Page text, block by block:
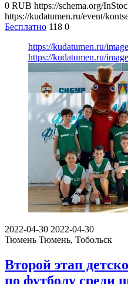
0 RUB https://schema.org/
https://kudatumen.ru/event/
Бесплатно 118 0
https://kudatumen.ru/
https://kudatumen.ru/
2022-04-30 2022-04-30
Тюмень Тюмень, Тобольск
Второй этап
по футболу среди